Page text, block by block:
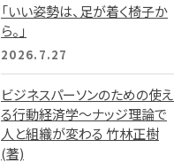
「いい姿勢は、足が着く椅子か
ら。」
2026.7.27
ビジネスパーソンのための使え
る行動経済学～ナッジ理論で
人と組織が変わる 竹林正樹
(著)